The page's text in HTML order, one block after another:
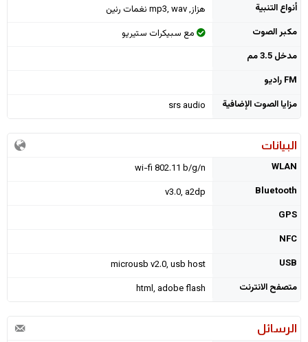
أنواع التنبية
هزاز, mp3, wav نغمات رنين
مكبر الصوت
مع سبيكرات ستيريو
مدخل 3.5 مم
FM راديو
مزايا الصوت الإضافية
srs audio
البيانات
WLAN
wi-fi 802.11 b/g/n
Bluetooth
v3.0, a2dp
GPS
NFC
USB
microusb v2.0, usb host
متصفح الانترنت
html, adobe flash
الرسائل